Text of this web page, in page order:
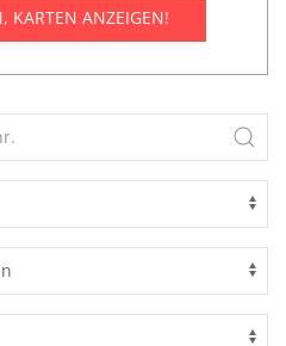
KARTEN ANZEIGEN!